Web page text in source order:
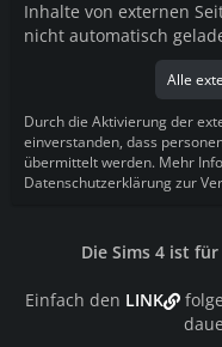
Inhalte von externen
nicht automatisch
Alle
Durch die Aktivierung der
einverstanden, dass
übermittelt werden. Mehr
Datenschutzerklärung zur
Die Sims 4 ist
Einfach den LINK